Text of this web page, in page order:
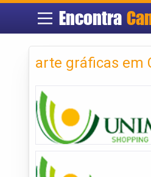
Encontra
arte gráficas em